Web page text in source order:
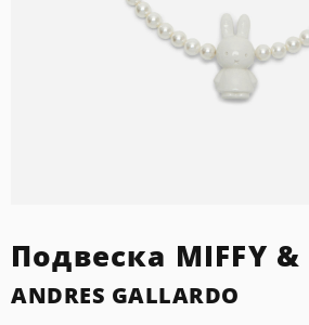
Подвеска MIFFY &
ANDRES GALLARDO